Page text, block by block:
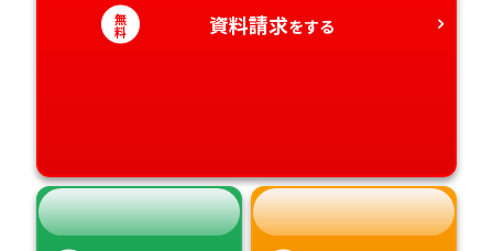
愛知県
香川県
宮崎県
無
料 資料請求をする